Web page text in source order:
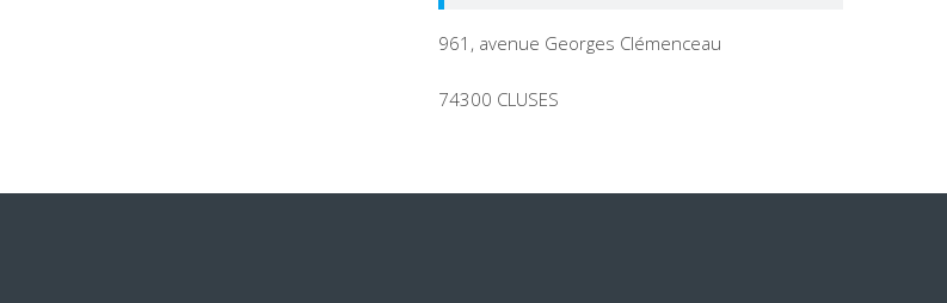
961, avenue Georges Clémenceau
74300 CLUSES